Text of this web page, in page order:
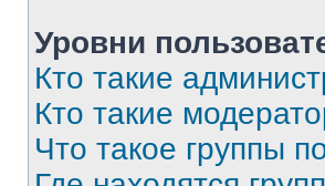
Уровни
Кто такие
Кто такие
Что такое группы